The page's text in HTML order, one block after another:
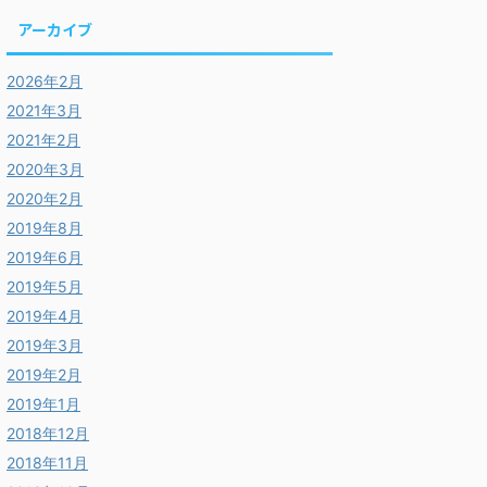
アーカイブ
2026年2月
2021年3月
2021年2月
2020年3月
2020年2月
2019年8月
2019年6月
2019年5月
2019年4月
2019年3月
2019年2月
2019年1月
2018年12月
2018年11月